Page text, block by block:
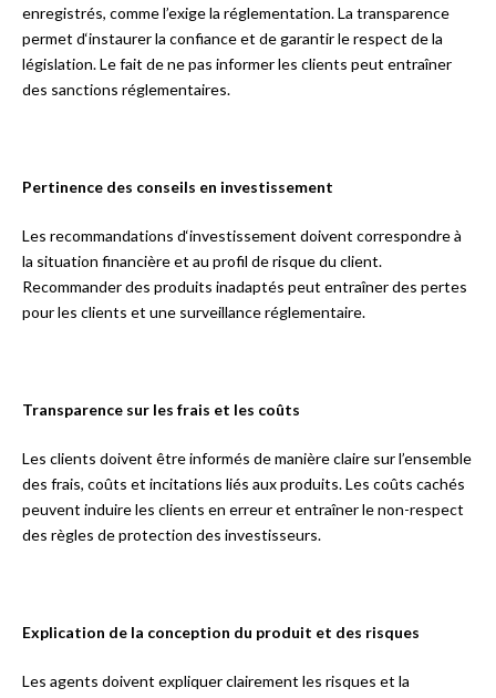
enregistrés, comme l’exige la réglementation. La transparence
permet d‘instaurer la confiance et de garantir le respect de la
législation. Le fait de ne pas informer les clients peut entraîner
des sanctions réglementaires.
Pertinence des conseils en investissement
Les recommandations d‘investissement doivent correspondre à
la situation financière et au profil de risque du client.
Recommander des produits inadaptés peut entraîner des pertes
pour les clients et une surveillance réglementaire.
Transparence sur les frais et les coûts
Les clients doivent être informés de manière claire sur l’ensemble
des frais, coûts et incitations liés aux produits. Les coûts cachés
peuvent induire les clients en erreur et entraîner le non-respect
des règles de protection des investisseurs.
Explication de la conception du produit et des risques
Les agents doivent expliquer clairement les risques et la